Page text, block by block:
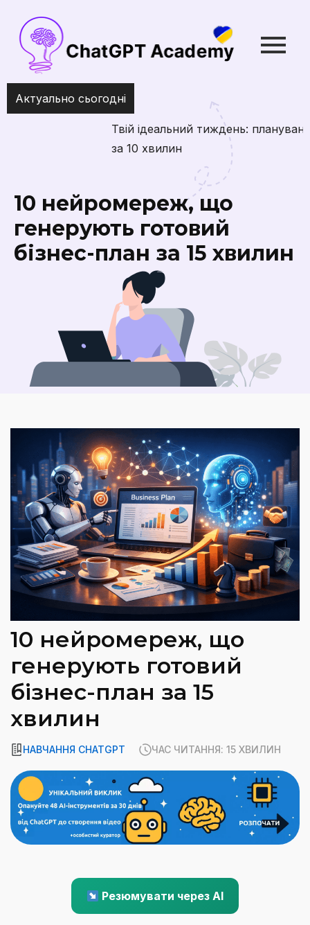
Актуально сьогодні
Твій ідеальний тиждень: планування з ChatGPT
10 нейромереж, що
генерують готовий
бізнес-план за 15 хвилин
10 нейромереж, що
генерують готовий
бізнес-план за 15
хвилин
НАВЧАННЯ CHATGPT ЧАС ЧИТАННЯ: 15 ХВИЛИН
Резюмувати через AI